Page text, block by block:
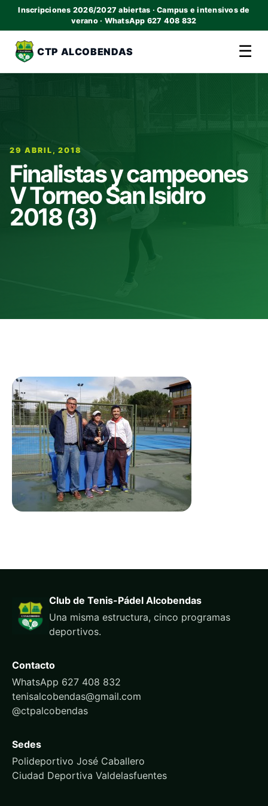
Inscripciones 2026/2027 abiertas · Campus e intensivos de
verano · WhatsApp 627 408 832
CTP ALCOBENDAS ☰
29 ABRIL, 2018
Finalistas y campeones
V Torneo San Isidro
2018 (3)
Club de Tenis-Pádel Alcobendas
Una misma estructura, cinco programas
deportivos.
Contacto
WhatsApp 627 408 832
tenisalcobendas@gmail.com
@ctpalcobendas
Sedes
Polideportivo José Caballero
Ciudad Deportiva Valdelasfuentes